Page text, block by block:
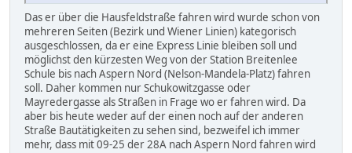
Das er über die Hausfeldstraße fahren wird wurde schon von
mehreren Seiten (Bezirk und Wiener Linien) kategorisch
ausgeschlossen, da er eine Express Linie bleiben soll und
möglichst den kürzesten Weg von der Station Breitenlee
Schule bis nach Aspern Nord (Nelson-Mandela-Platz) fahren
soll. Daher kommen nur Schukowitzgasse oder
Mayredergasse als Straßen in Frage wo er fahren wird. Da
aber bis heute weder auf der einen noch auf der anderen
Straße Bautätigkeiten zu sehen sind, bezweifel ich immer
mehr, dass mit 09-25 der 28A nach Aspern Nord fahren wird